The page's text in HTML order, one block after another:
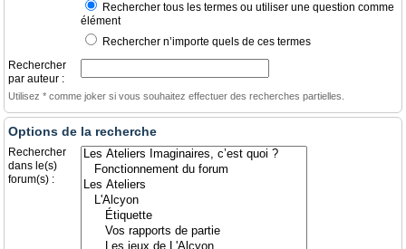
Rechercher tous les termes ou utiliser une question comme
élément
Rechercher n’importe quels de ces termes
Rechercher
par auteur :
Utilisez * comme joker si vous souhaitez effectuer des recherches partielles.
Options de la recherche
Rechercher
dans le(s)
forum(s) :